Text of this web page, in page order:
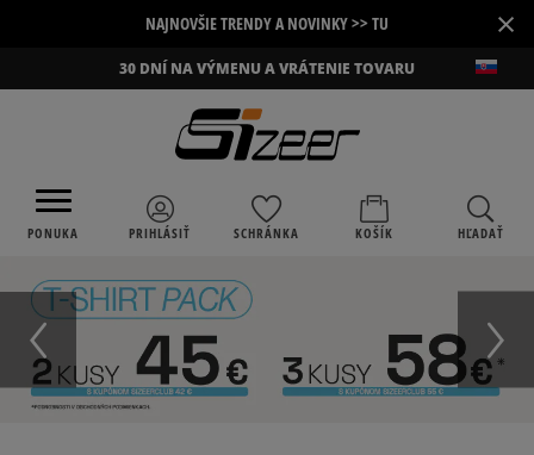
NAJNOVŠIE TRENDY A NOVINKY >> TU ×
30 DNÍ NA VÝMENU A VRÁTENIE TOVARU
PONUKA PRIHLÁSIŤ SCHRÁNKA KOŠÍK HĽADAŤ